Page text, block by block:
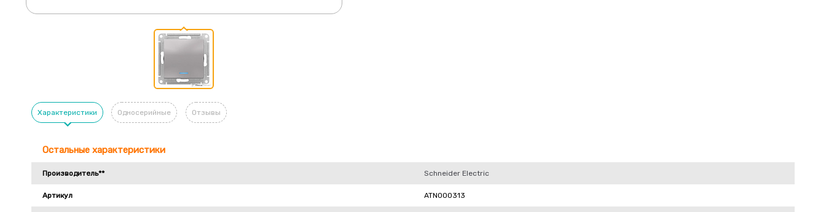
Характеристики Односерийные Отзывы
Остальные характеристики
Производитель** Schneider Electric
Артикул ATN000313